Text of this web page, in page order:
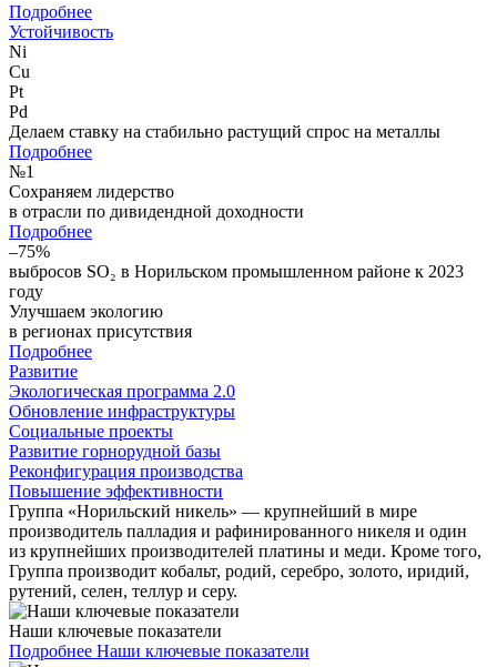
Подробнее
Устойчивость
Ni
Cu
Pt
Pd
Делаем ставку на стабильно растущий спрос на металлы
Подробнее
№1
Сохраняем лидерство
в отрасли по дивидендной доходности
Подробнее
–75%
выбросов SO₂ в Норильском промышленном районе к 2023
году
Улучшаем экологию
в регионах присутствия
Подробнее
Развитие
Экологическая программа 2.0
Обновление инфраструктуры
Социальные проекты
Развитие горнорудной базы
Реконфигурация производства
Повышение эффективности
Группа «Норильский никель» — крупнейший в мире
производитель палладия и рафинированного никеля и один
из крупнейших производителей платины и меди. Кроме того,
Группа производит кобальт, родий, серебро, золото, иридий,
рутений, селен, теллур и серу.
Наши ключевые показатели
Подробнее Наши ключевые показатели